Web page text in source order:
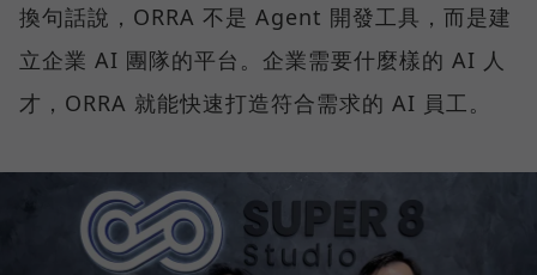
換句話說，ORRA 不是 Agent 開發工具，而是建
立企業 AI 團隊的平台。企業需要什麼樣的 AI 人
才，ORRA 就能快速打造符合需求的 AI 員工。